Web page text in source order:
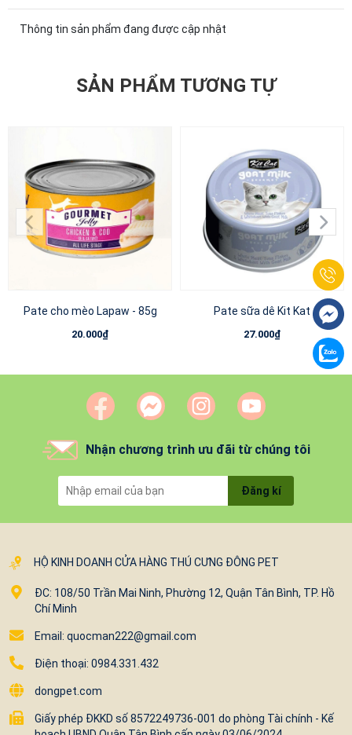
Thông tin sản phẩm đang được cập nhật
SẢN PHẨM TƯƠNG TỰ
Pate cho mèo Lapaw - 85g
20.000₫
Pate sữa dê Kit Kat
27.000₫
Nhận chương trình ưu đãi từ chúng tôi
Đăng kí
HỘ KINH DOANH CỬA HÀNG THÚ CƯNG ĐÔNG PET
ĐC: 108/50 Trần Mai Ninh, Phường 12, Quận Tân Bình, TP. Hồ
Chí Minh
Email: quocman222@gmail.com
Điện thoại: 0984.331.432
dongpet.com
Giấy phép ĐKKD số 8572249736-001 do phòng Tài chính - Kế